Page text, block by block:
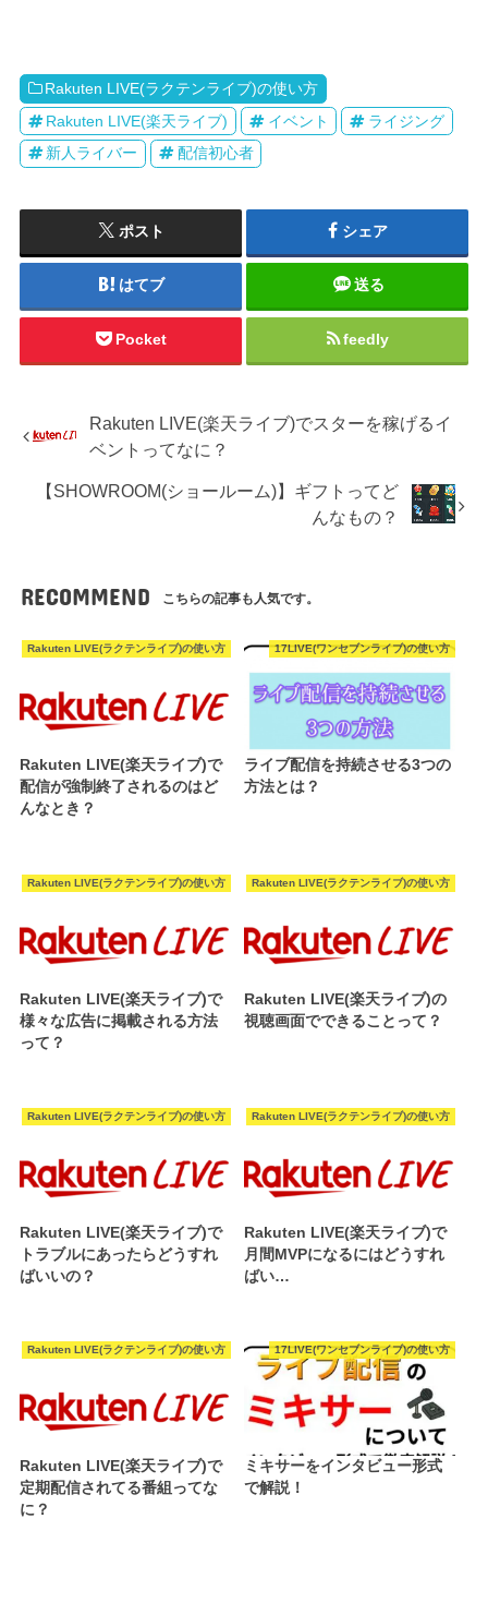
Rakuten LIVE(ラクテンライブ)の使い方
Rakuten LIVE(楽天ライブ)
イベント
ライジング
新人ライバー
配信初心者
ポスト シェア
はてブ 送る
Pocket feedly
Rakuten LIVE(楽天ライブ)でスターを稼げるイ
ベントってなに？
【SHOWROOM(ショールーム)】ギフトってど
んなもの？
RECOMMEND こちらの記事も人気です。
Rakuten LIVE(ラクテンライブ)の使い方
Rakuten LIVE(楽天ライブ)で
配信が強制終了されるのはど
んなとき？
17LIVE(ワンセブンライブ)の使い方
ライブ配信を持続させる3つの
方法とは？
Rakuten LIVE(ラクテンライブ)の使い方
Rakuten LIVE(楽天ライブ)で
様々な広告に掲載される方法
って？
Rakuten LIVE(ラクテンライブ)の使い方
Rakuten LIVE(楽天ライブ)の
視聴画面でできることって？
Rakuten LIVE(ラクテンライブ)の使い方
Rakuten LIVE(楽天ライブ)で
トラブルにあったらどうすれ
ばいいの？
Rakuten LIVE(ラクテンライブ)の使い方
Rakuten LIVE(楽天ライブ)で
月間MVPになるにはどうすれ
ばい…
Rakuten LIVE(ラクテンライブ)の使い方
Rakuten LIVE(楽天ライブ)で
定期配信されてる番組ってな
に？
17LIVE(ワンセブンライブ)の使い方
ミキサーをインタビュー形式
で解説！